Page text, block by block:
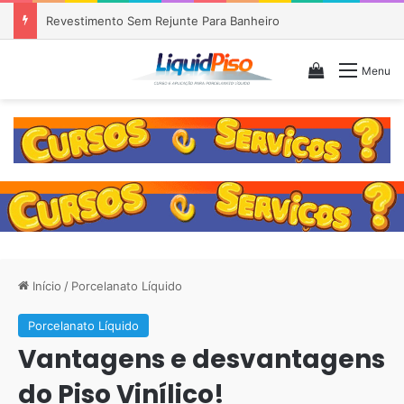
Piso Epóxi em Banheiro Anália Franco SP
Menu
Veja seu
Início / Porcelanato Líquido
Porcelanato Líquido
Vantagens e desvantagens
do Piso Vinílico!